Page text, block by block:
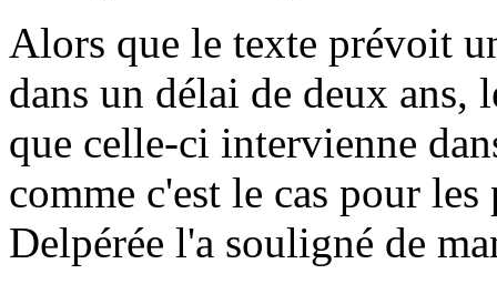
Alors que le texte prévoit
dans un délai de deux ans,
que celle-ci intervienne
comme c'est le cas pour
Delpérée l'a souligné de